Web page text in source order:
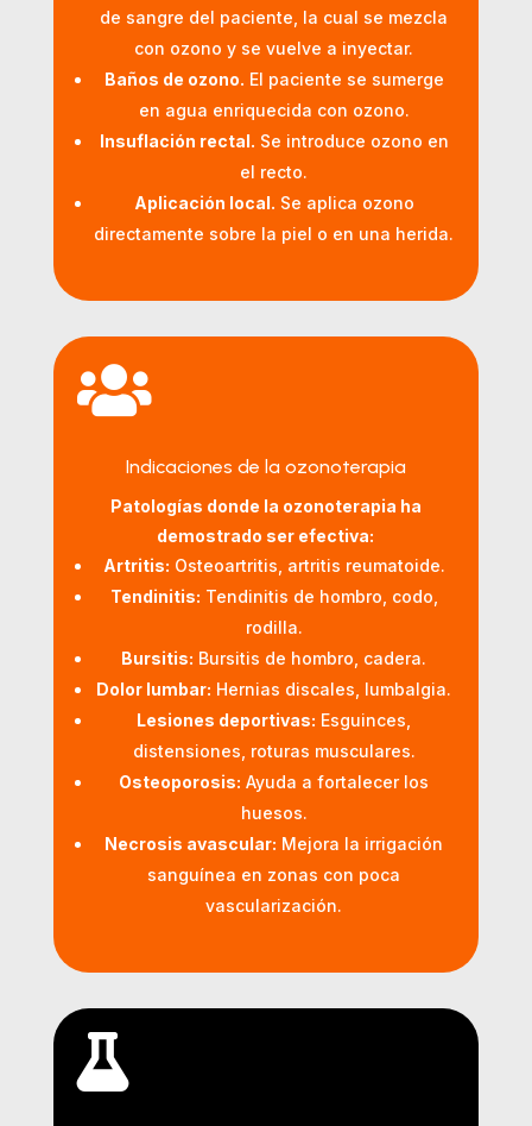
de sangre del paciente, la cual se mezcla
con ozono y se vuelve a inyectar.
Baños de ozono. El paciente se sumerge
en agua enriquecida con ozono.
Insuflación rectal. Se introduce ozono en
el recto.
Aplicación local. Se aplica ozono
directamente sobre la piel o en una herida.

Indicaciones de la ozonoterapia
Patologías donde la ozonoterapia ha
demostrado ser efectiva:
Artritis: Osteoartritis, artritis reumatoide.
Tendinitis: Tendinitis de hombro, codo,
rodilla.
Bursitis: Bursitis de hombro, cadera.
Dolor lumbar: Hernias discales, lumbalgia.
Lesiones deportivas: Esguinces,
distensiones, roturas musculares.
Osteoporosis: Ayuda a fortalecer los
huesos.
Necrosis avascular: Mejora la irrigación
sanguínea en zonas con poca
vascularización.
